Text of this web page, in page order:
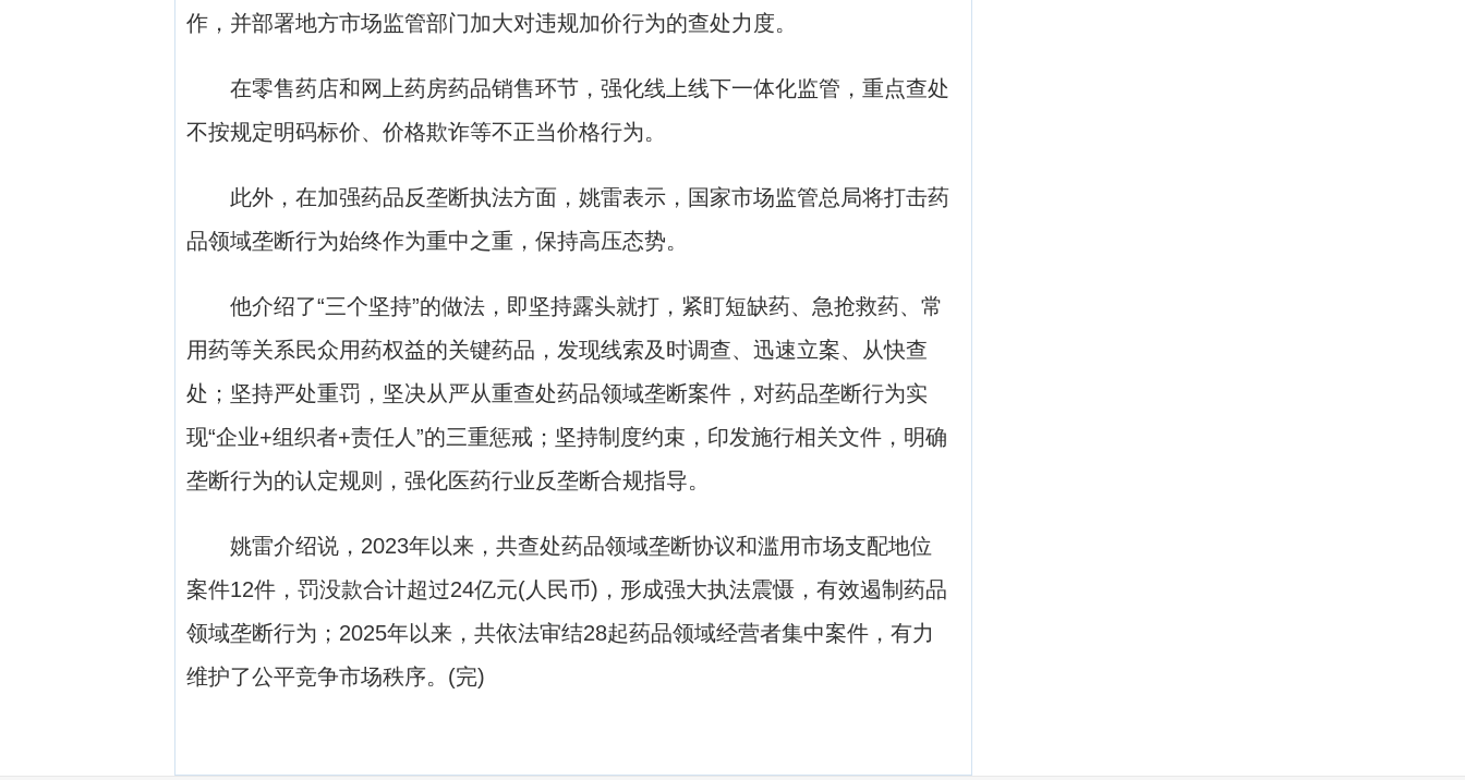
作，并部署地方市场监管部门加大对违规加价行为的查处力度。
在零售药店和网上药房药品销售环节，强化线上线下一体化监管，重点查处
不按规定明码标价、价格欺诈等不正当价格行为。
此外，在加强药品反垄断执法方面，姚雷表示，国家市场监管总局将打击药
品领域垄断行为始终作为重中之重，保持高压态势。
他介绍了“三个坚持”的做法，即坚持露头就打，紧盯短缺药、急抢救药、常
用药等关系民众用药权益的关键药品，发现线索及时调查、迅速立案、从快查
处；坚持严处重罚，坚决从严从重查处药品领域垄断案件，对药品垄断行为实
现“企业+组织者+责任人”的三重惩戒；坚持制度约束，印发施行相关文件，明确
垄断行为的认定规则，强化医药行业反垄断合规指导。
姚雷介绍说，2023年以来，共查处药品领域垄断协议和滥用市场支配地位
案件12件，罚没款合计超过24亿元(人民币)，形成强大执法震慑，有效遏制药品
领域垄断行为；2025年以来，共依法审结28起药品领域经营者集中案件，有力
维护了公平竞争市场秩序。(完)